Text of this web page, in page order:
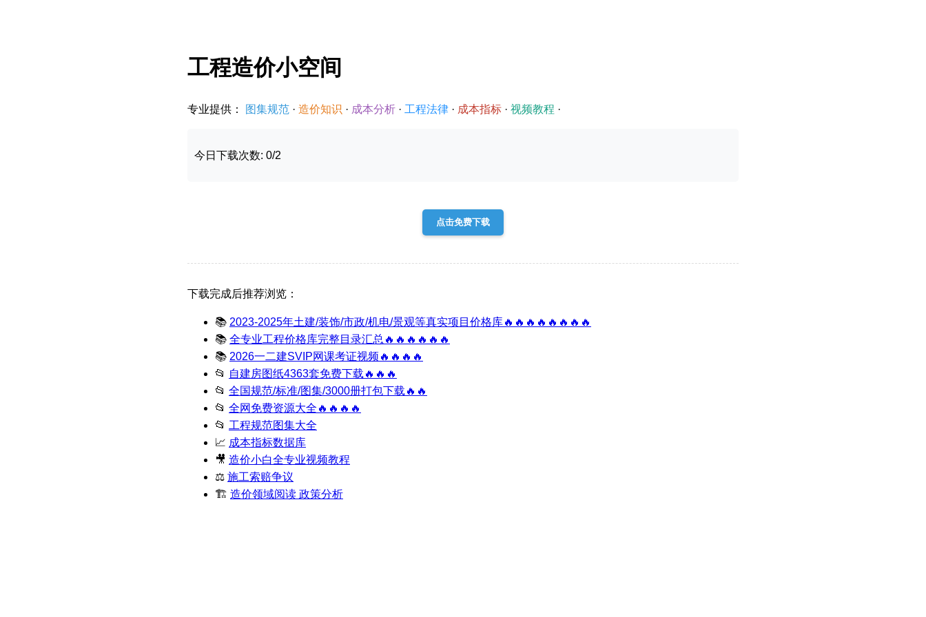
工程造价小空间
专业提供： 图集规范 · 造价知识 · 成本分析 · 工程法律 · 成本指标 · 视频教程 ·
今日下载次数: 0/2
点击免费下载
下载完成后推荐浏览：
📚 2023-2025年土建/装饰/市政/机电/景观等真实项目价格库🔥🔥🔥🔥🔥🔥🔥🔥
📚 全专业工程价格库完整目录汇总🔥🔥🔥🔥🔥🔥
📚 2026一二建SVIP网课考证视频🔥🔥🔥🔥
📂 自建房图纸4363套免费下载🔥🔥🔥
📂 全国规范/标准/图集/3000册打包下载🔥🔥
📂 全网免费资源大全🔥🔥🔥🔥
📂 工程规范图集大全
📈 成本指标数据库
🎥 造价小白全专业视频教程
⚖️ 施工索赔争议
🏗️ 造价领域阅读 政策分析